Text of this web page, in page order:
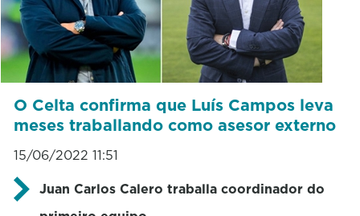
O Celta confirma que Luís Campos leva
meses traballando como asesor externo
15/06/2022 11:51
Juan Carlos Calero traballa coordinador do